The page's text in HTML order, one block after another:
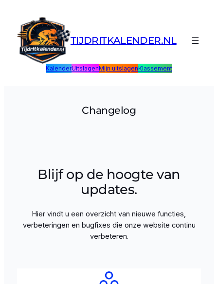
inhoud
TIJDRITKALENDER.NL
KalenderUitslagenMijn uitslagenKlassement
Changelog
Blijf op de hoogte van
updates.
Hier vindt u een overzicht van nieuwe functies,
verbeteringen en bugfixes die onze website continu
verbeteren.